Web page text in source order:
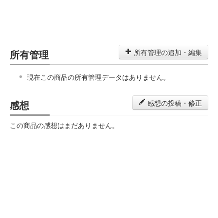
所有管理 所有管理の追加・編集
現在この商品の所有管理データはありません。
感想 感想の投稿・修正
この商品の感想はまだありません。